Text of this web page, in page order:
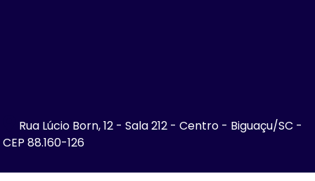
Rua Lúcio Born, 12 - Sala 212 - Centro - Biguaçu/SC -
CEP 88.160-126